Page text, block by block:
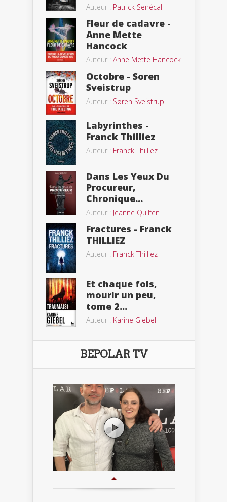
Auteur : Patrick Senécal
Fleur de cadavre -
Anne Mette
Hancock
Auteur : Anne Mette Hancock
Octobre - Soren
Sveistrup
Auteur : Søren Sveistrup
Labyrinthes -
Franck Thilliez
Auteur : Franck Thilliez
Dans Les Yeux Du
Procureur,
Chronique...
Auteur : Jeanne Quilfen
Fractures - Franck
THILLIEZ
Auteur : Franck Thilliez
Et chaque fois,
mourir un peu,
tome 2...
Auteur : Karine Giebel
BEPOLAR TV